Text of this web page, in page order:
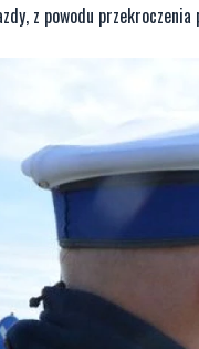
z powodu